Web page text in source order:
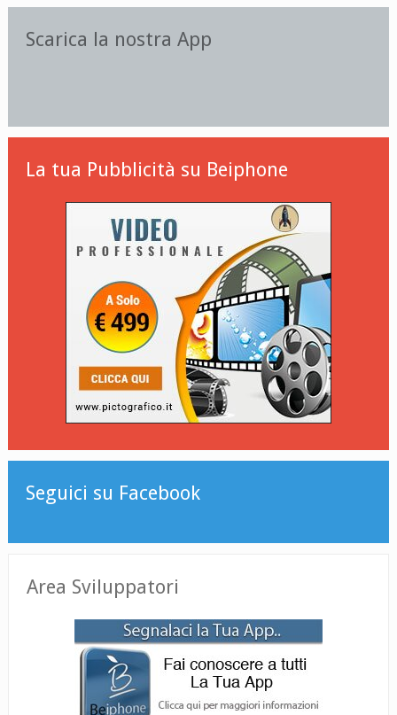
Scarica la nostra App
La tua Pubblicità su Beiphone
Seguici su Facebook
Area Sviluppatori